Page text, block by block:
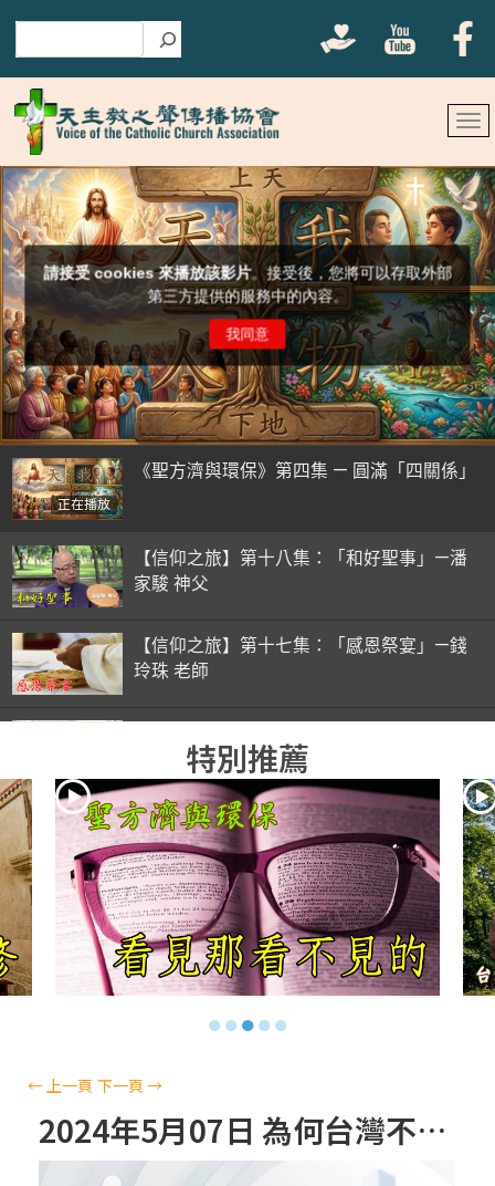
正在播放
《聖方濟與環保》第四集 — 圓滿「四關係」
【信仰之旅】第十八集：「和好聖事」—潘
家駿 神父
【信仰之旅】第十七集：「感恩祭宴」—錢
玲珠 老師
錢玲珠 老師
【信仰之旅】第十五集：「入門聖事」—錢
玲珠 老師
【信仰之旅】第十四集：「天主十誡(下)」
—金毓瑋 神父
【信仰之旅】第十三集：「天主十誡(上)」
—金毓瑋 神父
【信仰之旅】第十二集：「聖母、聖人」—
【信仰之旅】第十一集：「教 會」(推廣片)
特別推薦
●●●●●
← 上一頁 下一頁→
2024年5月07日 為何台灣不再是中華文化復興基地？她將走向何方？